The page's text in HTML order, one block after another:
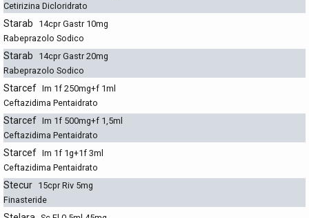
Cetirizina Dicloridrato
Starab
14cpr Gastr 10mg
Rabeprazolo Sodico
Starab
14cpr Gastr 20mg
Rabeprazolo Sodico
Starcef Im 1f 250mg+f 1ml
Ceftazidima Pentaidrato
Starcef Im 1f 500mg+f 1,5ml
Ceftazidima Pentaidrato
Starcef Im 1f 1g+1f 3ml
Ceftazidima Pentaidrato
Stecur 15cpr Riv 5mg
Finasteride